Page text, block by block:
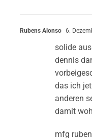
Rubens Alonso 6.
solide
dennis
das ich
anderen
damit
mfg